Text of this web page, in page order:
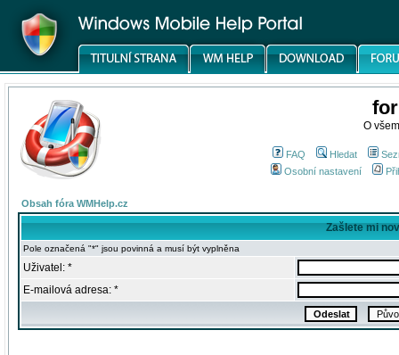
O
FAQ Hledat
Osobní nastavení
Obsah fóra WMHelp.cz
Zašlete mi
Pole označená "*" jsou povinná a musí být vyplněna
Uživatel: *
E-mailová adresa: *